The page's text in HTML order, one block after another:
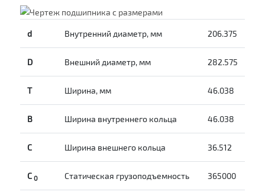
d Внутренний диаметр, мм 206.375
D Внешний диаметр, мм 282.575
T Ширина, мм 46.038
B Ширина внутреннего кольца 46.038
С Ширина внешнего кольца 36.512
С 0 Статическая грузоподъемность 365000